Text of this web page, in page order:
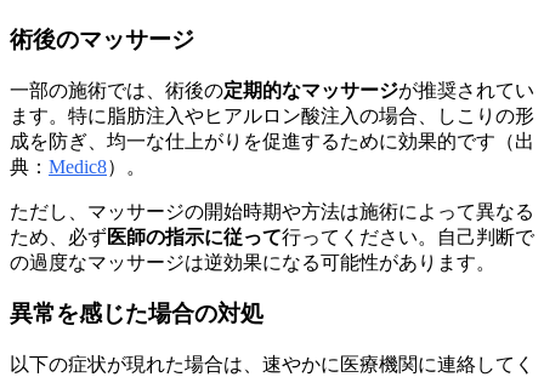
術後のマッサージ
一部の施術では、術後の定期的なマッサージが推奨されてい
ます。特に脂肪注入やヒアルロン酸注入の場合、しこりの形
成を防ぎ、均一な仕上がりを促進するために効果的です（出
典： Medic8）。
ただし、マッサージの開始時期や方法は施術によって異なる
ため、必ず医師の指示に従って行ってください。自己判断で
の過度なマッサージは逆効果になる可能性があります。
異常を感じた場合の対処
以下の症状が現れた場合は、速やかに医療機関に連絡してく